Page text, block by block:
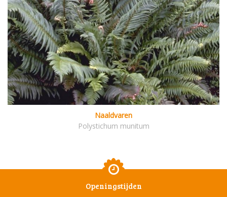
Naaldvaren
Polystichum munitum
Openingstijden